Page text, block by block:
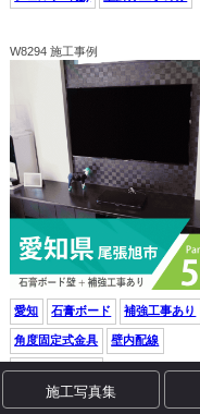
W8294 施工事例
愛知 石膏ボード 補強工事あり
角度固定式金具 壁内配線
壁掛け工事のみ
施工写真集